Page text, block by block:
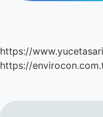
https://
https://